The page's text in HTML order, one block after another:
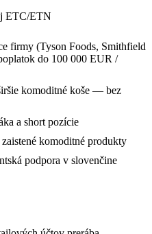
ETC/ETN
firmy (Tyson Foods, Smithfield
do 100 000 EUR /
komoditné koše — bez
a short pozície
komoditné produkty
podpora v slovenčine